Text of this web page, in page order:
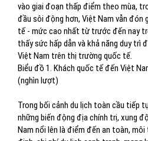
vào giai đoạn thấp điểm theo mùa,
đầu sôi động hơn, Việt Nam vẫn đón
tế - mức cao nhất từ trước đến nay
thấy sức hấp dẫn và khả năng duy trì
Việt Nam trên thị trường quốc tế.
Biểu đồ 1. Khách quốc tế đến Việt
(nghìn lượt)
Trong bối cảnh du lịch toàn cầu tiếp
những biến động địa chính trị, xung
Nam nổi lên là điểm đến an toàn,